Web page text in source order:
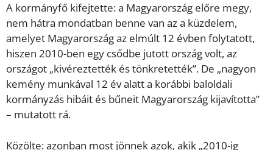
A kormányfő kifejtette: a Magyarország előre megy,
nem hátra mondatban benne van az a küzdelem,
amelyet Magyarország az elmúlt 12 évben folytatott,
hiszen 2010-ben egy csődbe jutott ország volt, az
országot „kivéreztették és tönkretették”. De „nagyon
kemény munkával 12 év alatt a korábbi baloldali
kormányzás hibáit és bűneit Magyarország kijavította”
– mutatott rá.
Közölte: azonban most jönnek azok, akik „2010-ig